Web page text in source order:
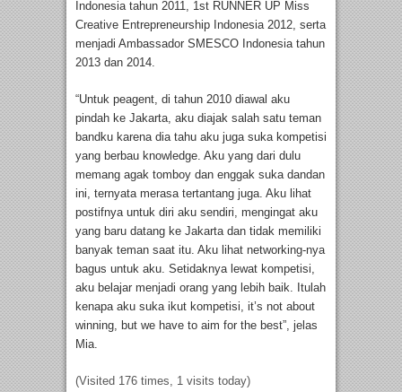
Indonesia tahun 2011, 1st RUNNER UP Miss
Creative Entrepreneurship Indonesia 2012, serta
menjadi Ambassador SMESCO Indonesia tahun
2013 dan 2014.
“Untuk peagent, di tahun 2010 diawal aku
pindah ke Jakarta, aku diajak salah satu teman
bandku karena dia tahu aku juga suka kompetisi
yang berbau knowledge. Aku yang dari dulu
memang agak tomboy dan enggak suka dandan
ini, ternyata merasa tertantang juga. Aku lihat
postifnya untuk diri aku sendiri, mengingat aku
yang baru datang ke Jakarta dan tidak memiliki
banyak teman saat itu. Aku lihat networking-nya
bagus untuk aku. Setidaknya lewat kompetisi,
aku belajar menjadi orang yang lebih baik. Itulah
kenapa aku suka ikut kompetisi, it’s not about
winning, but we have to aim for the best”, jelas
Mia.
(Visited 176 times, 1 visits today)